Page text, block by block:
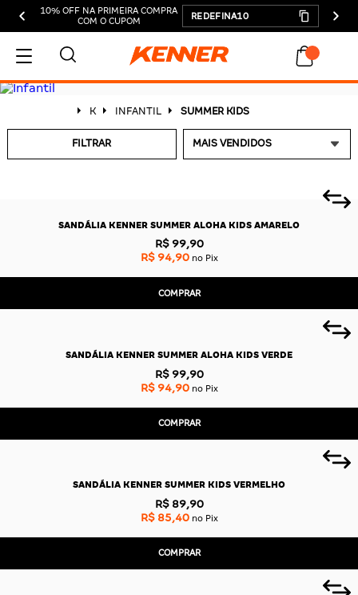
10% OFF NA PRIMEIRA COMPRA
COM O CUPOM
REDEFINA10
PLATAFORMA SLIDES
ADICIONAR
SUBTOTAL:
TOTAL:
CONTINUAR COMPRANDO
FINALIZAR COMPRA
K INFANTIL SUMMER KIDS
FILTRAR
SANDÁLIA KENNER SUMMER ALOHA KIDS AMARELO
R$ 99,90
R$ 94,90no Pix
COMPRAR
SANDÁLIA KENNER SUMMER ALOHA KIDS VERDE
R$ 99,90
R$ 94,90no Pix
COMPRAR
SANDÁLIA KENNER SUMMER KIDS VERMELHO
R$ 89,90
R$ 85,40no Pix
COMPRAR